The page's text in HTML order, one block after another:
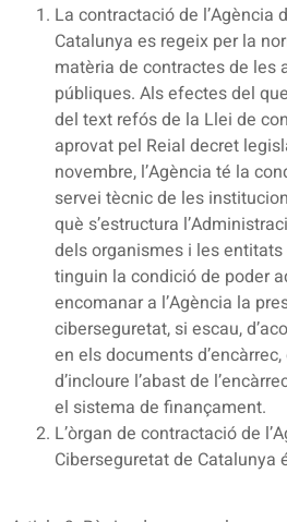
La contractació de l’Agència
Catalunya es regeix per la
matèria de contractes de les
públiques. Als efectes del
del text refós de la Llei de
aprovat pel Reial decret
novembre, l’Agència té la
servei tècnic de les
què s’estructura
dels organismes i les
tinguin la condició de poder
encomanar a l’Agència la
ciberseguretat, si escau,
en els documents
d’incloure l’abast de
el sistema de finançament.
L’òrgan de contractació de
Ciberseguretat de Catalunya